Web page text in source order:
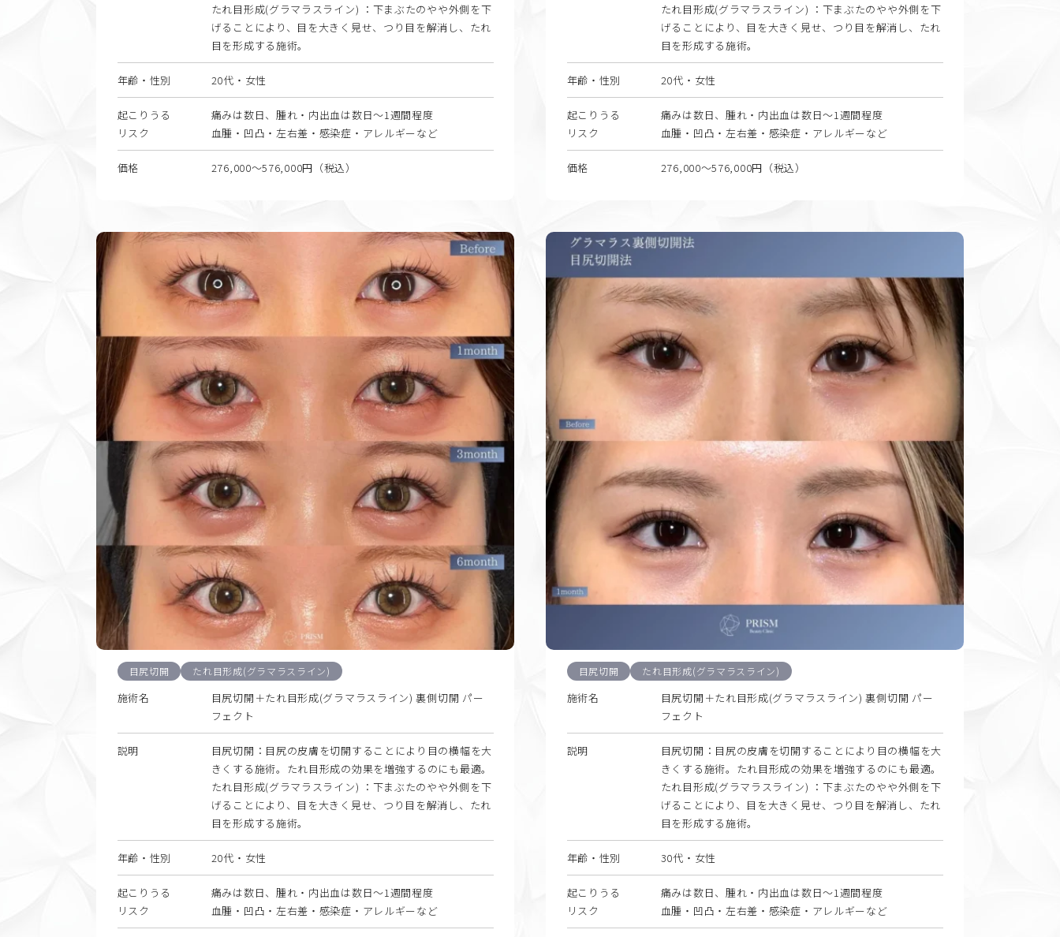
たれ目形成(グラマラスライン) ：下まぶたのやや外側を下
げることにより、目を大きく見せ、つり目を解消し、たれ
目を形成する施術。
年齢・性別 20代・女性
起こりうる
リスク
痛みは数日、腫れ・内出血は数日〜1週間程度
血腫・凹凸・左右差・感染症・アレルギーなど
価格 276,000〜576,000円（税込）
たれ目形成(グラマラスライン) ：下まぶたのやや外側を下
げることにより、目を大きく見せ、つり目を解消し、たれ
目を形成する施術。
年齢・性別 20代・女性
起こりうる
リスク
痛みは数日、腫れ・内出血は数日〜1週間程度
血腫・凹凸・左右差・感染症・アレルギーなど
価格 276,000〜576,000円（税込）
目尻切開 たれ目形成(グラマラスライン)
施術名
目尻切開＋たれ目形成(グラマラスライン) 裏側切開 パー
フェクト
説明
目尻切開：目尻の皮膚を切開することにより目の横幅を大
きくする施術。たれ目形成の効果を増強するのにも最適。
たれ目形成(グラマラスライン) ：下まぶたのやや外側を下
げることにより、目を大きく見せ、つり目を解消し、たれ
目を形成する施術。
年齢・性別 20代・女性
起こりうる
リスク
痛みは数日、腫れ・内出血は数日〜1週間程度
血腫・凹凸・左右差・感染症・アレルギーなど
目尻切開 たれ目形成(グラマラスライン)
施術名
目尻切開＋たれ目形成(グラマラスライン) 裏側切開 パー
フェクト
説明
目尻切開：目尻の皮膚を切開することにより目の横幅を大
きくする施術。たれ目形成の効果を増強するのにも最適。
たれ目形成(グラマラスライン) ：下まぶたのやや外側を下
げることにより、目を大きく見せ、つり目を解消し、たれ
目を形成する施術。
年齢・性別 30代・女性
起こりうる
リスク
痛みは数日、腫れ・内出血は数日〜1週間程度
血腫・凹凸・左右差・感染症・アレルギーなど